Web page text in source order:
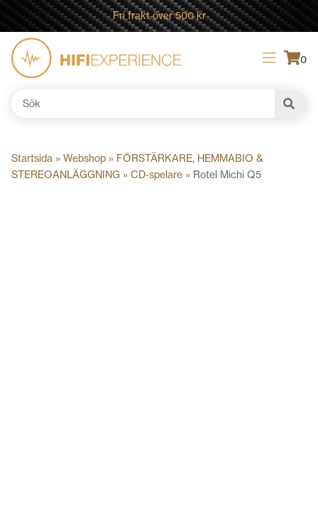
Fri frakt över 500 kr
0
Sök
Startsida » Webshop » FÖRSTÄRKARE, HEMMABIO &
STEREOANLÄGGNING » CD-spelare » Rotel Michi Q5